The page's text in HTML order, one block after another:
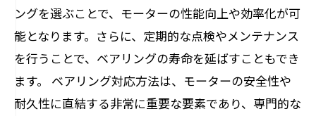
ングを選ぶことで、モーターの性能向上や効率化が可
能となります。さらに、定期的な点検やメンテナンス
を行うことで、ベアリングの寿命を延ばすこともでき
ます。 ベアリング対応方法は、モーターの安全性や
耐久性に直結する非常に重要な要素であり、専門的な